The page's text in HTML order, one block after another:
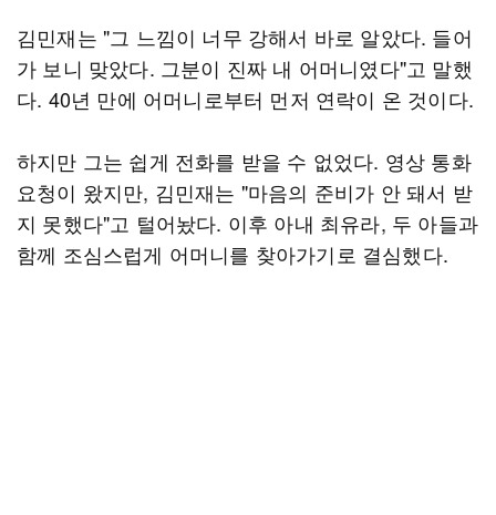
김민재는 "그 느낌이 너무 강해서 바로 알았다. 들어
가 보니 맞았다. 그분이 진짜 내 어머니였다"고 말했
다. 40년 만에 어머니로부터 먼저 연락이 온 것이다.
하지만 그는 쉽게 전화를 받을 수 없었다. 영상 통화
요청이 왔지만, 김민재는 "마음의 준비가 안 돼서 받
지 못했다"고 털어놨다. 이후 아내 최유라, 두 아들과
함께 조심스럽게 어머니를 찾아가기로 결심했다.